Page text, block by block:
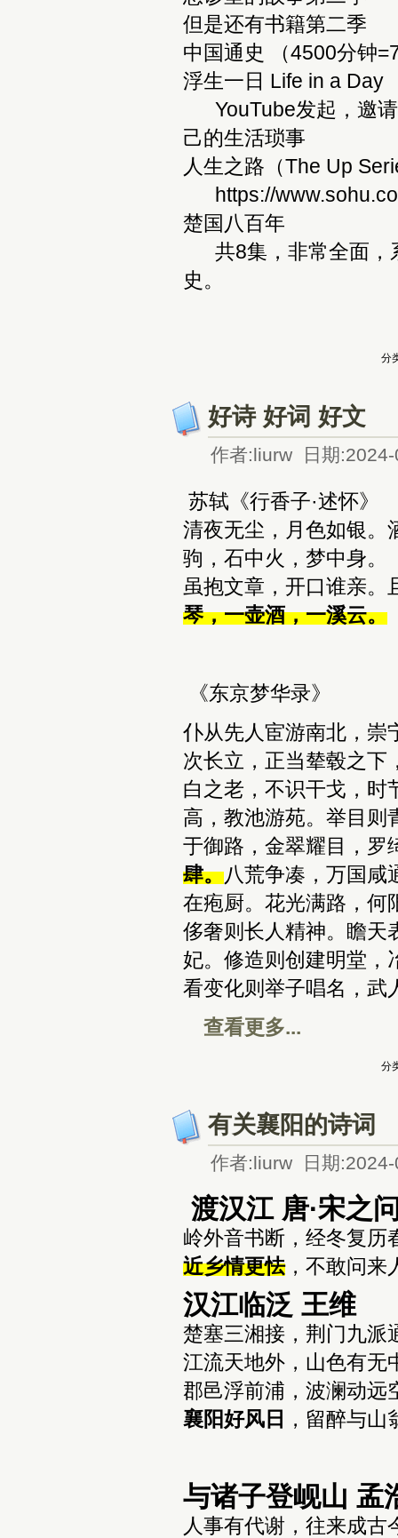
但是还有书籍第二季
中国通史 （4500分钟
浮生一日 Life in a Day
YouTube发起，邀请
己的生活琐事
人生之路（The Up
https://
楚国八百年
共8集，非常全面，
史。
分
好诗 好词 好文
作者:liurw 日期
苏轼《行香子·述怀》
清夜无尘，月色如银。
驹，石中火，梦中身。
虽抱文章，开口谁亲。
琴，一壶酒，一溪云。
《东京梦华录》
仆从先人宦游南北，崇
次长立，正当辇毂之下
白之老，不识干戈，时
高，教池游苑。举目则
于御路，金翠耀目，罗
肆。八荒争凑，万国咸
在疱厨。花光满路，何
侈奢则长人精神。瞻天
妃。修造则创建明堂，
看变化则举子唱名，武
查看更多...
分
有关襄阳的诗词
作者:liurw 日期
渡汉江 唐·宋之
岭外音书断，经冬复历
近乡情更怯，不敢问来
汉江临泛 王维
楚塞三湘接，荆门九派
江流天地外，山色有无
郡邑浮前浦，波澜动远
襄阳好风日 ，留醉与山
与诸子登岘山 孟
人事有代谢，往来成古